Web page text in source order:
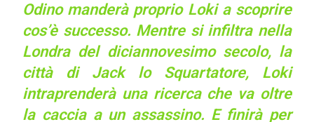
Odino manderà proprio Loki a scoprire
cos’è successo. Mentre si infiltra nella
Londra del diciannovesimo secolo, la
città di Jack lo Squartatore, Loki
intraprenderà una ricerca che va oltre
la caccia a un assassino. E finirà per